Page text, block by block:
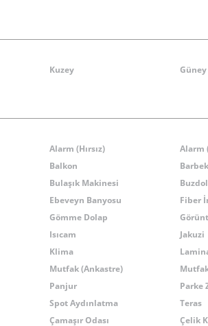
Kuzey Güney
Alarm (Hırsız)
Alarm
Balkon
Bulaşık Makinesi
Ebeveyn Banyosu
Fiber
Gömme Dolap
Isıcam
Jakuzi
Klima
Mutfak (Ankastre)
Panjur
Parke
Spot Aydınlatma
Teras
Çamaşır Odası
Çelik